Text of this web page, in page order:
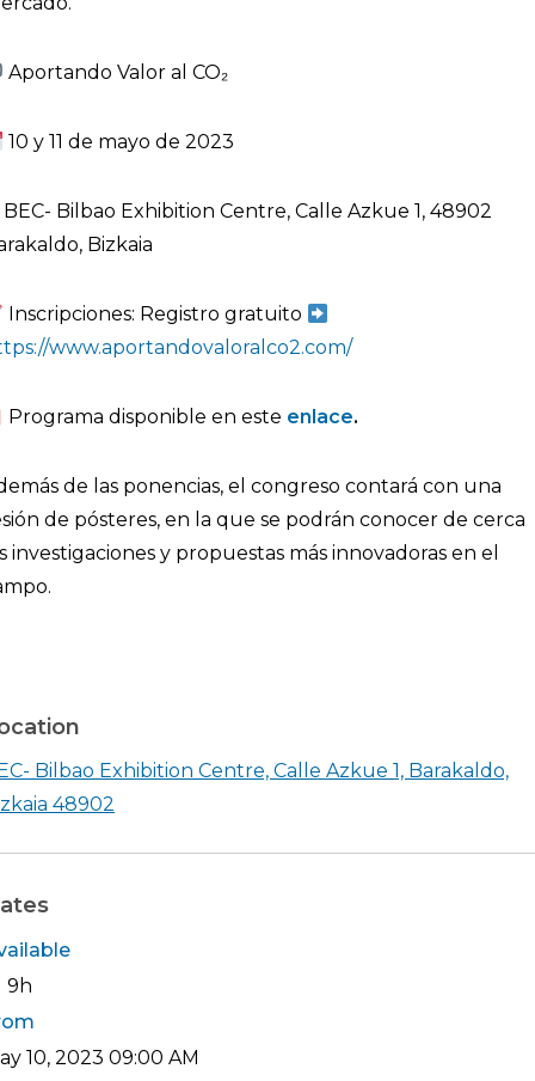
Aportando Valor al CO₂
10 y 11 de mayo de 2023
BEC- Bilbao Exhibition Centre, Calle Azkue 1, 48902
Bizkaia
Inscripciones: Registro gratuito
www.aportandovaloralco2.com/
Programa disponible en este enlace.
de las ponencias, el congreso contará con una
de pósteres, en la que se podrán conocer de cerca
investigaciones y propuestas más innovadoras en el
Bilbao Exhibition Centre, Calle Azkue 1, Barakaldo,
48902
9h
10, 2023 09:00 AM